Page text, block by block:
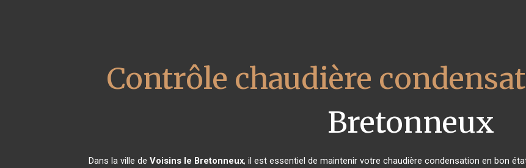
Contrôle chaudière
Bretonneux
Dans la ville de Voisins le Bretonneux, il est essentiel de maintenir votre chaudière condensation en bon